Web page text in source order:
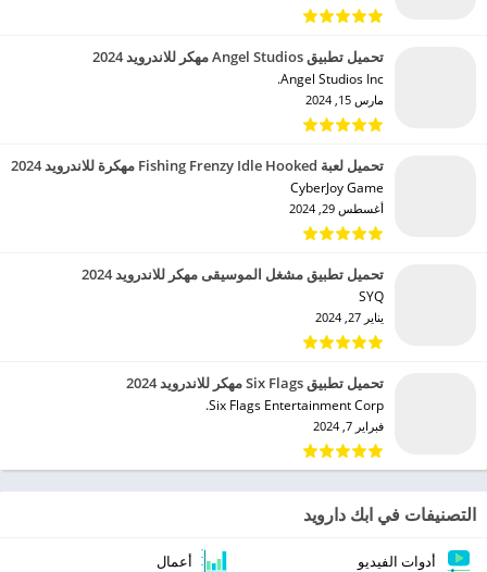
تحميل تطبيق Angel Studios مهكر للاندرويد 2024
Angel Studios Inc.‏
مارس 15, 2024
تحميل لعبة Fishing Frenzy Idle Hooked مهكرة للاندرويد 2024
CyberJoy Game‏
أغسطس 29, 2024
تحميل تطبيق مشغل الموسيقى مهكر للاندرويد 2024
SYQ‏
يناير 27, 2024
تحميل تطبيق Six Flags مهكر للاندرويد 2024
Six Flags Entertainment Corp.‏
فبراير 7, 2024
التصنيفات في ابك دارويد
أدوات الفيديو أعمال